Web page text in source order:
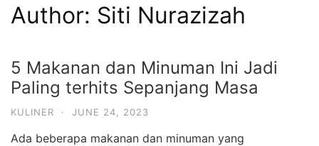
Author: Siti Nurazizah
5 Makanan dan Minuman Ini Jadi
Paling terhits Sepanjang Masa
KULINER · JUNE 24, 2023
Ada beberapa makanan dan minuman yang